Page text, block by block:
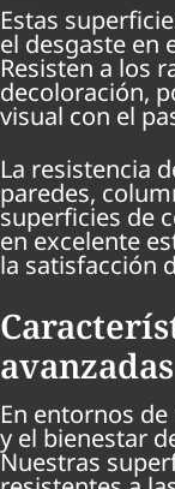
t
o
Estas
el desgaste en
Resisten a los
decoloración,
visual con el
La resistencia
paredes,
superficies de
en excelente
la satisfacción
avanzadas
En entornos
y el bienestar
Nuestras